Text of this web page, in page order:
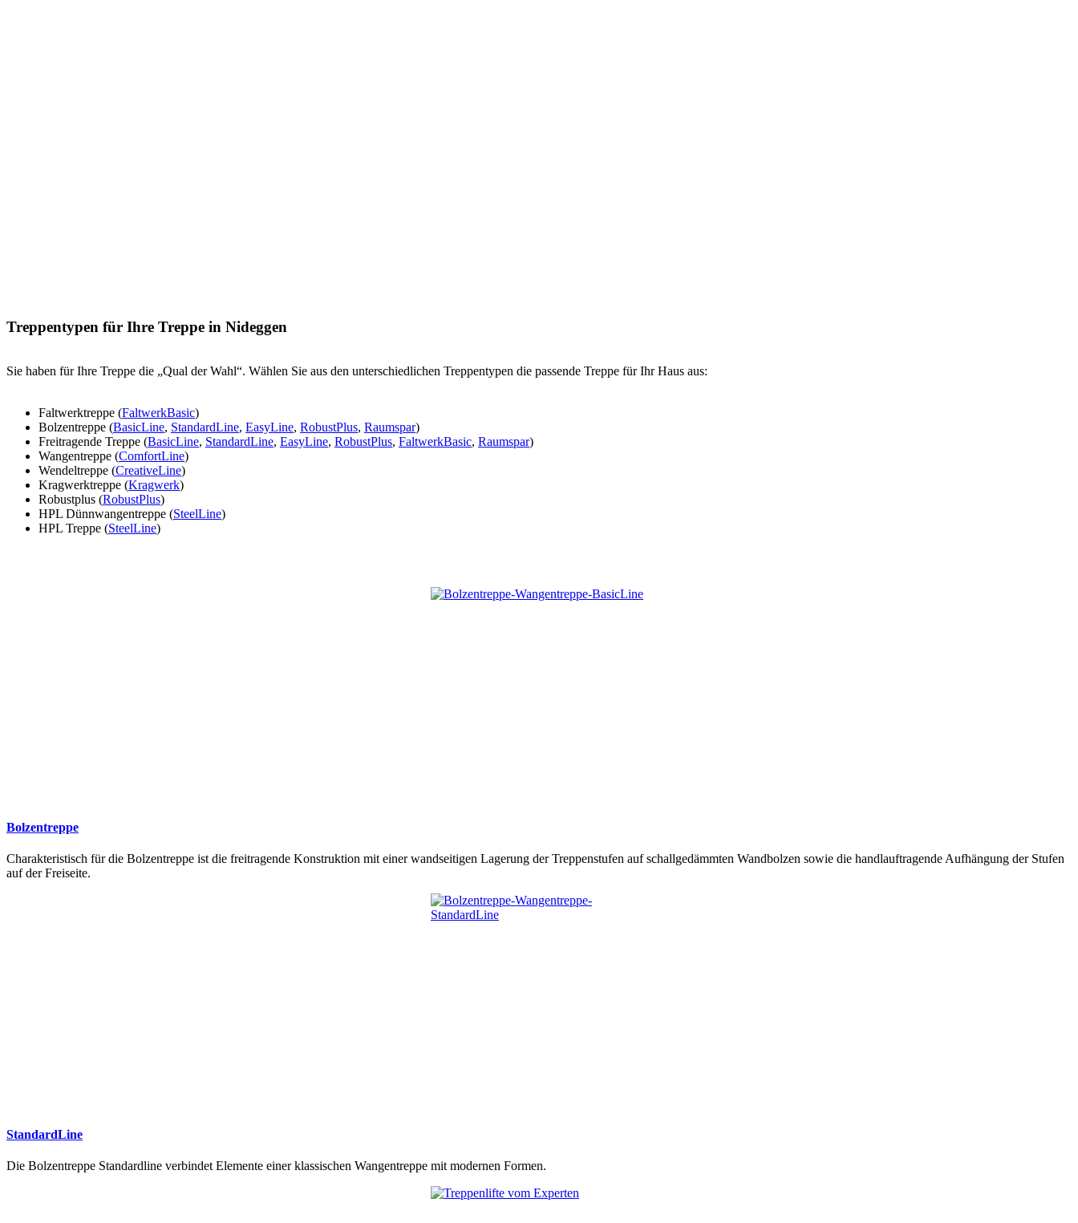
Treppentypen für Ihre Treppe in Nideggen
Sie haben für Ihre Treppe die „Qual der Wahl“. Wählen Sie aus den unterschiedlichen Treppentypen die passende Treppe für Ihr Haus aus:
Faltwerktreppe (FaltwerkBasic)
Bolzentreppe (BasicLine, StandardLine, EasyLine, RobustPlus, Raumspar)
Freitragende Treppe (BasicLine, StandardLine, EasyLine, RobustPlus, FaltwerkBasic, Raumspar)
Wangentreppe (ComfortLine)
Wendeltreppe (CreativeLine)
Kragwerktreppe (Kragwerk)
Robustplus (RobustPlus)
HPL Dünnwangentreppe (SteelLine)
HPL Treppe (SteelLine)
Bolzentreppe
Charakteristisch für die Bolzentreppe ist die freitragende Konstruktion mit einer wandseitigen Lagerung der Treppenstufen auf schallgedämmten Wandbolzen sowie die handlauftragende Aufhängung der Stufen
auf der Freiseite.
StandardLine
Die Bolzentreppe Standardline verbindet Elemente einer klassischen Wangentreppe mit modernen Formen.